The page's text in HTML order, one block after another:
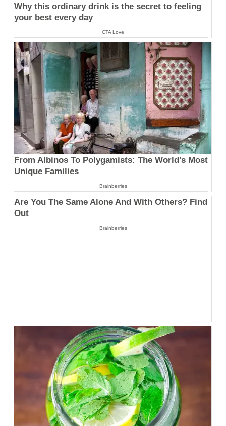
Why this ordinary drink is the secret to feeling
your best every day
CTA Love
From Albinos To Polygamists: The World's Most
Unique Families
Brainberries
Are You The Same Alone And With Others? Find
Out
Brainberries